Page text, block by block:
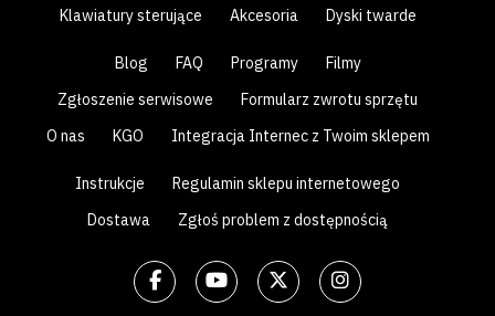
Klawiatury sterujące
Akcesoria Dyski twarde
Blog FAQ Programy
Filmy
Zgłoszenie serwisowe
Formularz zwrotu sprzętu
O nas
KGO Integracja Internec z Twoim sklepem
Instrukcje
Regulamin sklepu internetowego
Dostawa
Zgłoś problem z dostępnością